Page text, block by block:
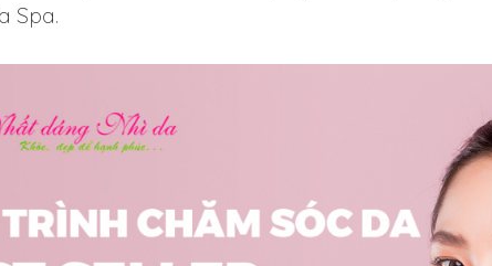
Spa.